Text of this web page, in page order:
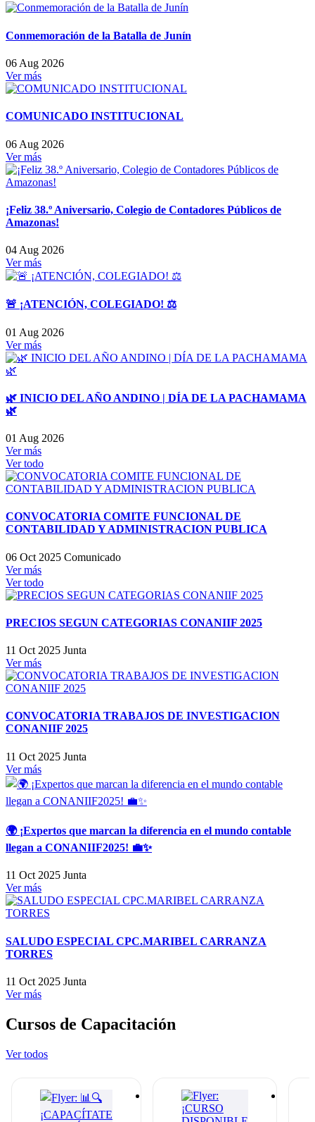
Conmemoración de la Batalla de Junín
06 Aug 2026
Ver más
COMUNICADO INSTITUCIONAL
06 Aug 2026
Ver más
¡Feliz 38.º Aniversario, Colegio de Contadores Públicos de
Amazonas!
04 Aug 2026
Ver más
🚨 ¡ATENCIÓN, COLEGIADO! ⚖️
01 Aug 2026
Ver más
🌿 INICIO DEL AÑO ANDINO | DÍA DE LA PACHAMAMA
🌿
01 Aug 2026
Ver más
Ver todo
CONVOCATORIA COMITE FUNCIONAL DE
CONTABILIDAD Y ADMINISTRACION PUBLICA
06 Oct 2025 Comunicado
Ver más
Ver todo
PRECIOS SEGUN CATEGORIAS CONANIIF 2025
11 Oct 2025 Junta
Ver más
CONVOCATORIA TRABAJOS DE INVESTIGACION
CONANIIF 2025
11 Oct 2025 Junta
Ver más
🌍 ¡Expertos que marcan la diferencia en el mundo contable
llegan a CONANIIF2025! 💼✨
11 Oct 2025 Junta
Ver más
SALUDO ESPECIAL CPC.MARIBEL CARRANZA
TORRES
11 Oct 2025 Junta
Ver más
Cursos de Capacitación
Ver todos